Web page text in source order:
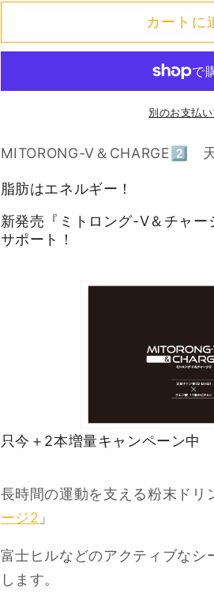
ク
数
量
減
ら
ク
数
量
増
カートに
別のお支払
MITORONG-V＆CHARGE2⃣
脂肪はエネルギー！
新発売『ミトロング-V＆チャー
サポート！
只今＋2本増量キャンペーン中
長時間の運動を支える粉末ドリ
ージ2 」
富士ヒルなどのアクティブなシ
します。